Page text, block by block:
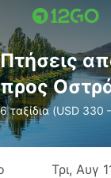
Πτήσεις
προς
6 ταξίδια (USD 330
Τρι, Αυγ